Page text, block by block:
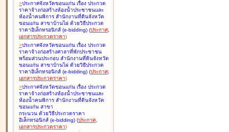
>ประกาศจังหวัดขอนแก่น เรื่อง ประกวด
ราคาจ้างก่อสร้างห้องน้ำประชาชนและ
ห้องน้ำคนพิการ สำนักงานที่ดินจังหวัด
ขอนแก่น สาขาบ้านไผ่ ด้วยวิธีประกวด
ราคาอิเล็กทรอนิกส์ (e-bidding) (ประกาศ,
เอกสารประกวดราคา)
>ประกาศจังหวัดขอนแก่น เรื่อง ประกวด
ราคาจ้างก่อสร้างศาลาที่พักประชาชน
พร้อมส่วนประกอบ สำนักงานที่ดินจังหวัด
ขอนแก่น สาขาบ้านไผ่ ด้วยวิธีประกวด
ราคาอิเล็กทรอนิกส์ (e-bidding) (ประกาศ,
เอกสารประกวดราคา)
>ประกาศจังหวัดขอนแก่น เรื่อง ประกวด
ราคาจ้างก่อสร้างห้องน้ำประชาชนและ
ห้องน้ำคนพิการ สำนักงานที่ดินจังหวัด
ขอนแก่น สาขา
กระนวน ด้วยวิธีประกวดราคา
อิเล็กทรอนิกส์ (e-bidding) (ประกาศ,
เอกสารประกวดราคา)